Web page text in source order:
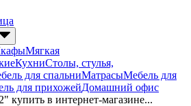
Мягкая
КухниСтолы, стулья,
для спальниМатрасыМебель для
для прихожейДомашний офис
купить в интернет-магазине...